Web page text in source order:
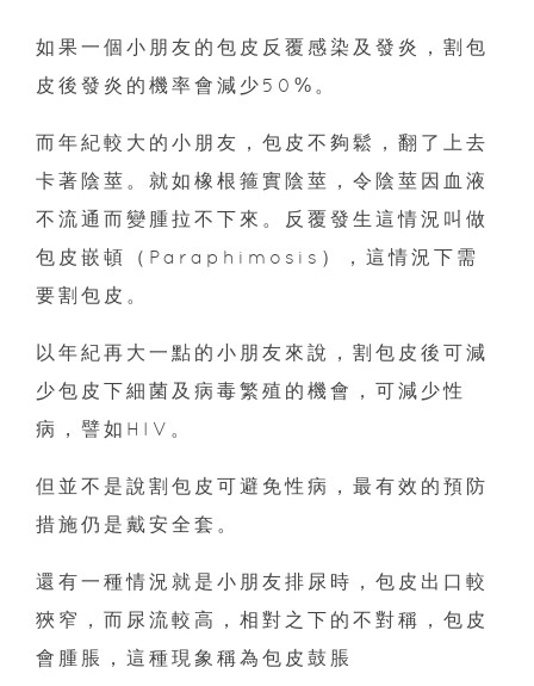
如果一個小朋友的包皮反覆感染及發炎，割包
皮後發炎的機率會減少50%。
而年紀較大的小朋友，包皮不夠鬆，翻了上去
卡著陰莖。就如橡根箍實陰莖，令陰莖因血液
不流通而變腫拉不下來。反覆發生這情況叫做
包皮嵌頓（Paraphimosis），這情況下需
要割包皮。
以年紀再大一點的小朋友來說，割包皮後可減
少包皮下細菌及病毒繁殖的機會，可減少性
病，譬如HIV。
但並不是說割包皮可避免性病，最有效的預防
措施仍是戴安全套。
還有一種情況就是小朋友排尿時，包皮出口較
狹窄，而尿流較高，相對之下的不對稱，包皮
會腫脹，這種現象稱為包皮鼓脹